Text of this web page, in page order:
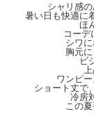
【Attention】サイズ
ございます。 色合い
天候によりモデル画
際のカラーに近い状
シャリ感
暑い日も快適に
ほ
コーデ
シワ
胸元
ビ
ワンピ
ショート丈で
冷房
この